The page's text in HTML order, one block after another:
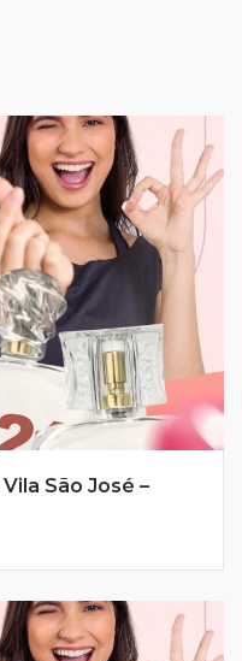
São José –